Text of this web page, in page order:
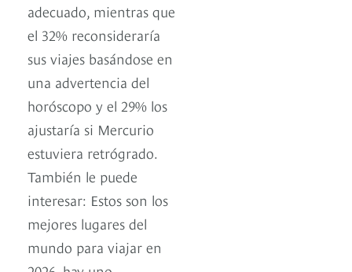
adecuado, mientras que
el 32% reconsideraría
sus viajes basándose en
una advertencia del
horóscopo y el 29% los
ajustaría si Mercurio
estuviera retrógrado.
También le puede
interesar: Estos son los
mejores lugares del
mundo para viajar en